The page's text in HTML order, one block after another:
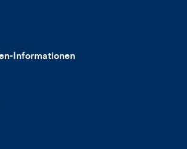
Informationen